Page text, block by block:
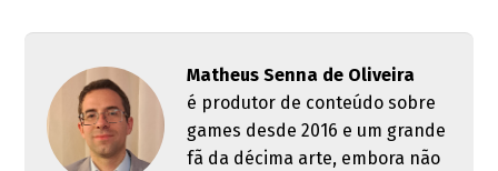
Matheus Senna de Oliveira
é produtor de conteúdo sobre
games desde 2016 e um grande
fã da décima arte, embora não